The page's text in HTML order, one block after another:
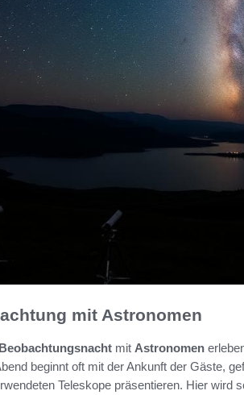
mit Astronomen
Beobachtungsnacht mit Astronomen
beginnt oft mit der Ankunft der Gäste,
Teleskope präsentieren. Hier wird